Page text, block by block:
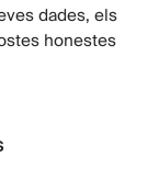
dades, els
honestes